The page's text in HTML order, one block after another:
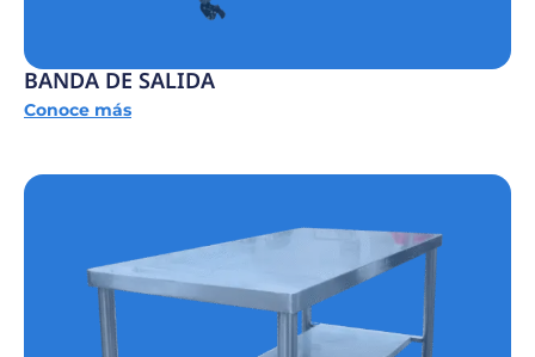
BANDA DE SALIDA
Conoce más